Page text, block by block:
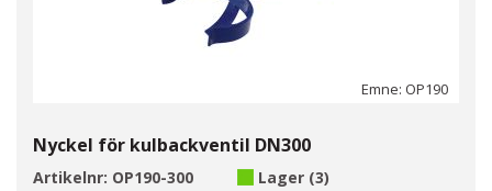
Emne: OP190
Nyckel för kulbackventil DN300
Artikelnr: OP190-300
Lager (3)